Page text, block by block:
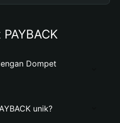
Dompet
unik?